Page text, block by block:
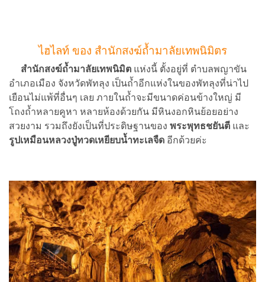
ไฮไลท์ ของ สำนักสงฆ์ถ้ำมาลัยเทพนิมิตร
สำนักสงฆ์ถ้ำมาลัยเทพนิมิต แห่งนี้ ตั้งอยู่ที่ ตำบลพญาขัน
อำเภอเมือง จังหวัดพัทลุง เป็นถ้ำอีกแห่งในของพัทลุงที่น่าไป
เยือนไม่แพ้ที่อื่นๆ เลย ภายในถ้ำจะมีขนาดค่อนข้างใหญ่ มี
โถงถ้ำหลายคูหา หลายห้องด้วยกัน มีหินงอกหินย้อยอย่าง
สวยงาม รวมถึงยังเป็นที่ประดิษฐานของ พระพุทธชยันตี และ
รูปเหมือนหลวงปู่ทวดเหยียบน้ำทะเลจืด อีกด้วยค่ะ